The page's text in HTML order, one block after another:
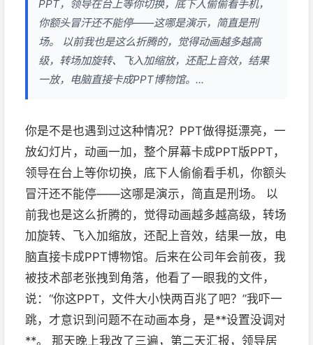
PPT，领导在台上等你切换，底下人偷偷看手机，
你额头冒汗还不能停——这哪是演示，简直是刑
场。 以前我也是这么折腾的，觉得动画越多越高
级，转场加旋转、飞入加缩放，还配上音效，结果
一放，电脑直接卡成PPT博物馆。...
你是不是也遇到过这种情况？PPT做得挺漂亮，一
放幻灯片，动画一加，整个屏幕卡成PPT版PPT，
领导在台上等你切换，底下人偷偷看手机，你额头
冒汗还不能停——这哪是演示，简直是刑场。 以
前我也是这么折腾的，觉得动画越多越高级，转场
加旋转、飞入加缩放，还配上音效，结果一放，电
脑直接卡成PPT博物馆。后来在公司年会前夜，我
被技术部老张拽到角落，他看了一眼我的文件，
说：“你这PPT，文件大小快两百兆了吧？”我吓一
跳，才意识到问题不在动画本身，是**设置没调对
**。 那天晚上我改了三遍，第二天汇报，领导居